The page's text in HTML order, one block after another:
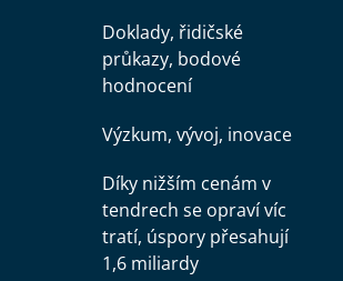
Doklady, řidičské
průkazy, bodové
hodnocení
Výzkum, vývoj, inovace
Díky nižším cenám v
tendrech se opraví víc
tratí, úspory přesahují
1,6 miliardy